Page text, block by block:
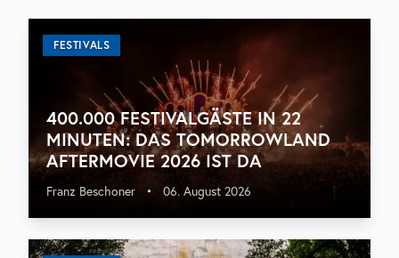
FESTIVALS
400.000 FESTIVALGÄSTE IN 22
MINUTEN: DAS TOMORROWLAND
AFTERMOVIE 2026 IST DA
Franz Beschoner • 06. August 2026